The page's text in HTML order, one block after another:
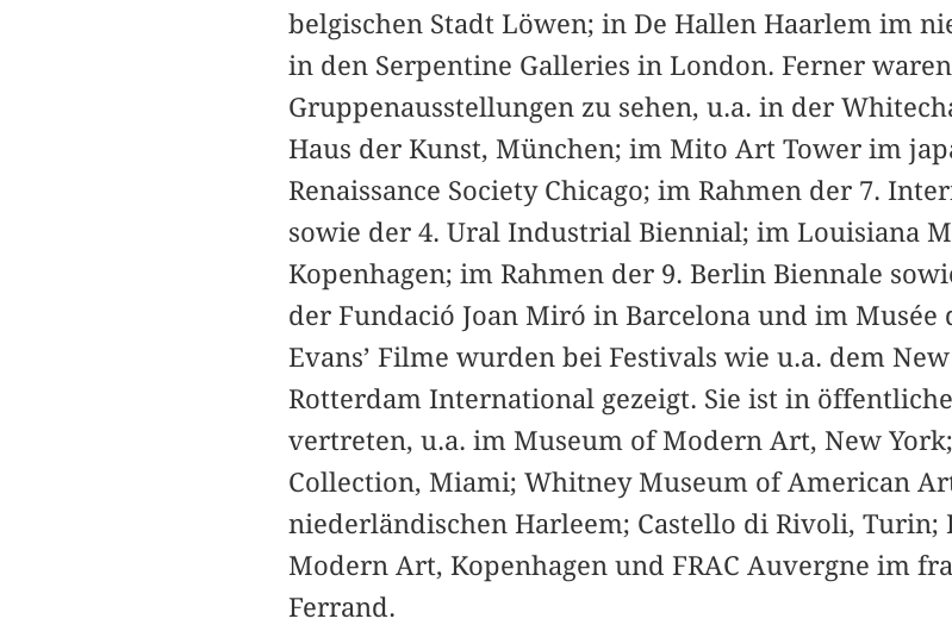
belgischen Stadt Löwen; in De Hallen Haarlem im
in den Serpentine Galleries in London. Ferner
Gruppenausstellungen zu sehen, u.a. in der
Haus der Kunst, München; im Mito Art Tower im
Renaissance Society Chicago; im Rahmen der 7.
sowie der 4. Ural Industrial Biennial; im Louisiana
Kopenhagen; im Rahmen der 9. Berlin Biennale
der Fundació Joan Miró in Barcelona und im Musée
Evans’ Filme wurden bei Festivals wie u.a. dem
Rotterdam International gezeigt. Sie ist in
vertreten, u.a. im Museum of Modern Art, New
Collection, Miami; Whitney Museum of American
niederländischen Harleem; Castello di Rivoli, Turin;
Modern Art, Kopenhagen und FRAC Auvergne im
Ferrand.